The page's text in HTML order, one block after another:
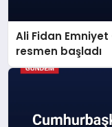
Ali Fidan
resmen başladı